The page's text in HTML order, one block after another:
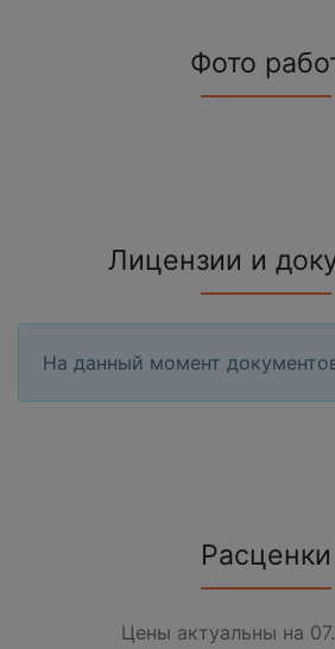
Фото
Лицензии и
На данный момент
Расценки
Цены актуальны на